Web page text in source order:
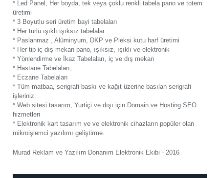
* Led Panel, Her boyda, tek veya çoklu renkli tabela pano ve totem
üretimi
* 3 Boyutlu seri üretim bayi tabelaları
* Her türlü ışıklı ışıksız tabelalar
* Paslanmaz , Alüminyum, DKP ve Pleksi kutu harf üretimi
* Her tip iç-dış mekan pano, ışıksız, ışıklı ve elektronik
* Yönlendirme ve İkaz Tabelaları, iç ve dış mekan
* Hastane Tabelaları,
* Eczane Tabelaları
* Tüm matbaa, serigrafi baskı ve kağıt üzerine basılan serigrafi
işleriniz.
* Web sitesi tasarım, Yurtiçi ve dışı için Domain ve Hosting SEO
hizmetleri
* Elektronik kart tasarım ve ve elektronik cihazların popüler olan
mikroişlemci yazılımı geliştirme.
Murad Reklam ve Yazılım Donanım Elektronik Ekibi - 2016